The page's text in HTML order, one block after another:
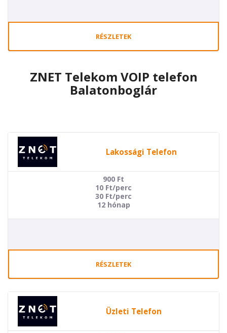
RÉSZLETEK
ZNET Telekom VOIP telefon
Balatonboglár
Lakossági Telefon
900 Ft
10 Ft/perc
30 Ft/perc
12 hónap
RÉSZLETEK
Üzleti Telefon